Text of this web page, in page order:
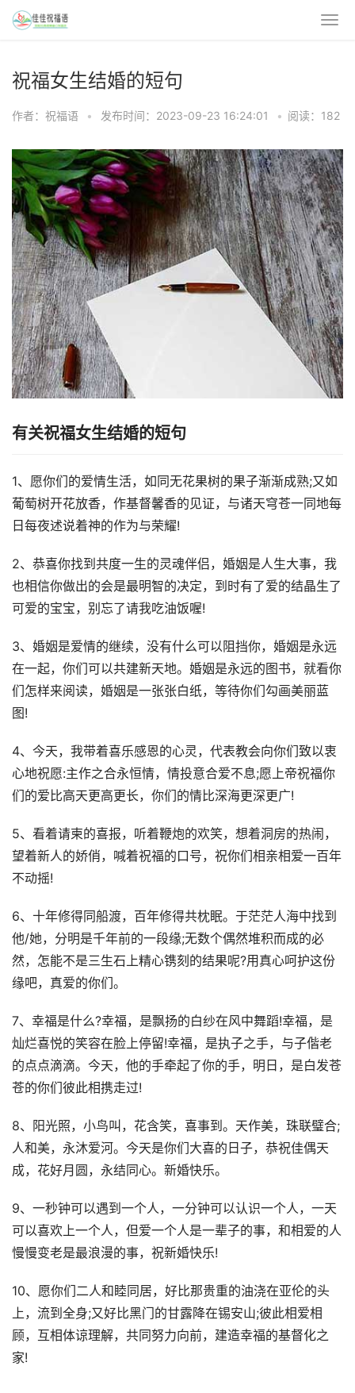
祝福女生结婚的短句
作者：祝福语 • 发布时间：2023-09-23 16:24:01 • 阅读：182
有关祝福女生结婚的短句
1、愿你们的爱情生活，如同无花果树的果子渐渐成熟;又如
葡萄树开花放香，作基督馨香的见证，与诸天穹苍一同地每
日每夜述说着神的作为与荣耀!
2、恭喜你找到共度一生的灵魂伴侣，婚姻是人生大事，我
也相信你做出的会是最明智的决定，到时有了爱的结晶生了
可爱的宝宝，别忘了请我吃油饭喔!
3、婚姻是爱情的继续，没有什么可以阻挡你，婚姻是永远
在一起，你们可以共建新天地。婚姻是永远的图书，就看你
们怎样来阅读，婚姻是一张张白纸，等待你们勾画美丽蓝
图!
4、今天，我带着喜乐感恩的心灵，代表教会向你们致以衷
心地祝愿:主作之合永恒情，情投意合爱不息;愿上帝祝福你
们的爱比高天更高更长，你们的情比深海更深更广!
5、看着请柬的喜报，听着鞭炮的欢笑，想着洞房的热闹，
望着新人的娇俏，喊着祝福的口号，祝你们相亲相爱一百年
不动摇!
6、十年修得同船渡，百年修得共枕眠。于茫茫人海中找到
他/她，分明是千年前的一段缘;无数个偶然堆积而成的必
然，怎能不是三生石上精心镌刻的结果呢?用真心呵护这份
缘吧，真爱的你们。
7、幸福是什么?幸福，是飘扬的白纱在风中舞蹈!幸福，是
灿烂喜悦的笑容在脸上停留!幸福，是执子之手，与子偕老
的点点滴滴。今天，他的手牵起了你的手，明日，是白发苍
苍的你们彼此相携走过!
8、阳光照，小鸟叫，花含笑，喜事到。天作美，珠联璧合;
人和美，永沐爱河。今天是你们大喜的日子，恭祝佳偶天
成，花好月圆，永结同心。新婚快乐。
9、一秒钟可以遇到一个人，一分钟可以认识一个人，一天
可以喜欢上一个人，但爱一个人是一辈子的事，和相爱的人
慢慢变老是最浪漫的事，祝新婚快乐!
10、愿你们二人和睦同居，好比那贵重的油浇在亚伦的头
上，流到全身;又好比黑门的甘露降在锡安山;彼此相爱相
顾，互相体谅理解，共同努力向前，建造幸福的基督化之
家!